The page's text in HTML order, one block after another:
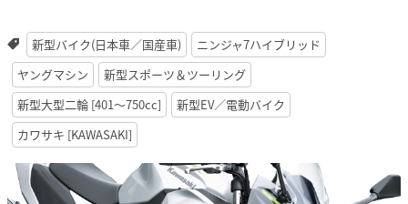
新型バイク(日本車／国産車)
ニンジャ7ハイブリッド
ヤングマシン
新型スポーツ＆ツーリング
新型大型二輪 [401〜750cc]
新型EV／電動バイク
カワサキ [KAWASAKI]